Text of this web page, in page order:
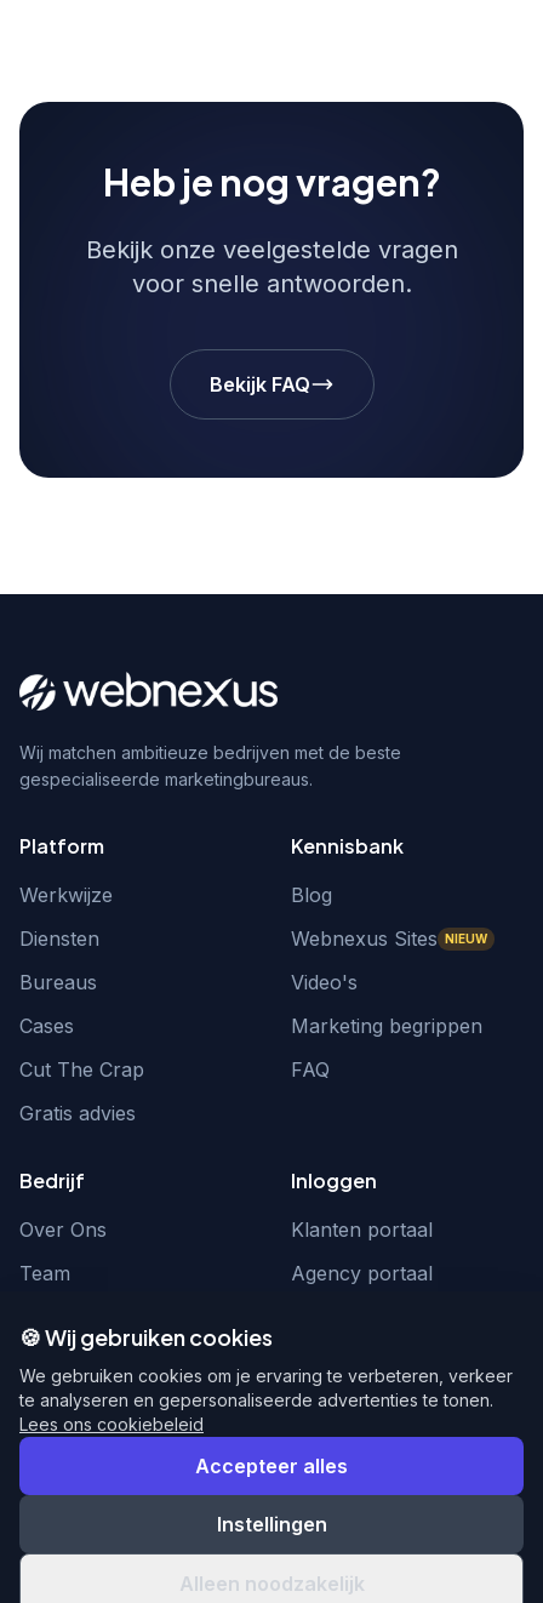
Heb je nog vragen?
Bekijk onze veelgestelde vragen
voor snelle antwoorden.
Bekijk FAQ
Wij matchen ambitieuze bedrijven met de beste
gespecialiseerde marketingbureaus.
Platform
Werkwijze
Diensten
Bureaus
Cases
Cut The Crap
Gratis advies
Kennisbank
Blog
Webnexus Sites NIEUW
Video's
Marketing begrippen
FAQ
Bedrijf
Over Ons
Team
Inloggen
Klanten portaal
Agency portaal
hello@webnexus.nl
085 004 1875
© 2026 WebNexus. Alle rechten voorbehouden.
PrivacyVoorwaarden
🍪 Wij gebruiken cookies
We gebruiken cookies om je ervaring te verbeteren, verkeer
te analyseren en gepersonaliseerde advertenties te tonen.
Lees ons cookiebeleid
Accepteer alles
Instellingen
Alleen noodzakelijk